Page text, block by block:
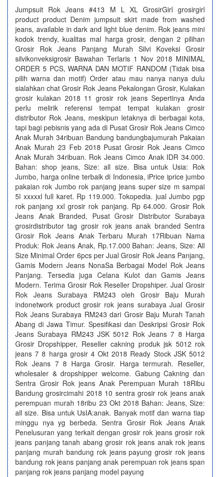
Jumpsuit Rok Jeans #413 M L XL GrosirGirl grosirgirl
product product Denim jumpsuit skirt made from washed
jeans, available in dark and light blue denim. Rok jeans mini
kodok trendy, kualitas mal harga grosir, dengan 2 pilihan
Grosir Rok Jeans Panjang Murah Silvi Koveksi Grosir
silvikonveksigrosir Bawahan Terlaris 1 Nov 2018 MINIMAL
ORDER 5 PCS, WARNA DAN MOTIF RANDOM (Tidak bisa
pilih warna dan motif) Order atau mau nanya nanya dulu
sialahkan chat Grosir Rok Jeans Pekalongan Grosir, Kulakan
grosir kulakan 2018 11 grosir rok jeans Sepertinya Anda
perlu melirik referensi tempat tempat kulakan grosir
distributor Rok Jeans, meskipun letaknya di berbagai kota,
tapi bagi pebisnis yang ada di Pusat Grosir Rok Jeans Cimco
Anak Murah 34ribuan Bandung bandungbajumurah Pakaian
Anak Murah 23 Feb 2018 Pusat Grosir Rok Jeans Cimco
Anak Murah 34ribuan. Rok Jeans Cimco Anak IDR 34.000.
Bahan: shop jeans, Size: all size. Bisa untuk Usia: Rok
Jumbo, harga online terbaik di Indonesia, iPrice iprice jumbo
pakaian rok Jumbo rok panjang jeans super size m sampai
5l xxxxxl full karet. Rp 119.000. Tokopedia. jual Jumbo pgp
rok panjang xxl grosir rok panjang. Rp 64.000. Grosir Rok
Jeans Anak Branded, Pusat Grosir Distributor Surabaya
grosirdistributor tag grosir rok jeans anak branded Sentra
Grosir Rok Jeans Anak Terbaru Murah 17Ribuan Nama
Produk: Rok Jeans Anak, Rp.17.000 Bahan: Jeans, Size: All
Size Minimal Order 6pcs per Jual Grosir Rok Jeans Panjang,
Gamis Modern Jeans NonaSa Berbagai Model Rok Jeans
Panjang. Tersedia juga Celana Kulot dan Gamis Jeans
Modern. Terima Grosir Rok Reseller Dropshiper. Jual Grosir
Rok Jeans Surabaya RM243 oleh Grosir Baju Murah
indonetwork product grosir rok jeans surabaya Jual Grosir
Rok Jeans Surabaya RM243 dari Grosir Baju Murah Tanah
Abang di Jawa Timur. Spesifikasi dan Deskripsi Grosir Rok
Jeans Surabaya RM243 JSK 5012 Rok Jeans 7 8 Harga
Grosir Dropshipper, Reseller cakning produk jsk 5012 rok
jeans 7 8 harga grosir 4 Okt 2018 Ready Stock JSK 5012
Rok Jeans 7 8 Harga Grosir. Harga termurah. Reseller,
wholesaler & dropshipper welcome. Gabung Cakning dan
Sentra Grosir Rok jeans Anak Perempuan Murah 18Ribu
Bandung grosircimahi 2018 10 sentra grosir rok jeans anak
perempuan murah 18ribu 23 Okt 2018 Bahan: Jeans, Size:
all size. Bisa untuk UsIA:anak. Banyak motif dan warna tiap
minggu nya yg berbeda. Sentra Grosir Rok Jeans Anak
Penelusuran yang terkait dengan grosir rok jeans grosir rok
jeans panjang tanah abang grosir rok jeans anak rok jeans
panjang murah bandung rok jeans payung grosir rok jeans
bandung rok jeans panjang anak perempuan rok jeans span
panjang rok jeans panjang model payung